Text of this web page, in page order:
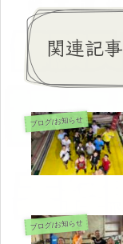
関連記事
ブログ/お知らせ
ブログ/お知らせ